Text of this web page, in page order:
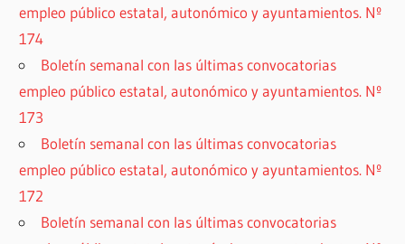
empleo público estatal, autonómico y ayuntamientos. Nº
174
Boletín semanal con las últimas convocatorias
empleo público estatal, autonómico y ayuntamientos. Nº
173
Boletín semanal con las últimas convocatorias
empleo público estatal, autonómico y ayuntamientos. Nº
172
Boletín semanal con las últimas convocatorias